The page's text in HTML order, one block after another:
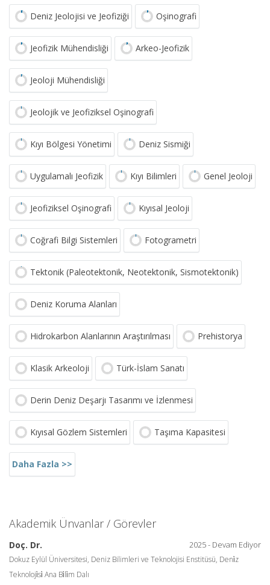
Deniz Jeolojisi ve Jeofiziği Oşinografi
Jeofizik Mühendisliği Arkeo-Jeofizik
Jeoloji Mühendisliği
Jeolojik ve Jeofiziksel Oşinografi
Kıyı Bölgesi Yönetimi Deniz Sismiği
Uygulamalı Jeofizik Kıyı Bilimleri Genel Jeoloji
Jeofiziksel Oşinografi Kıyısal Jeoloji
Coğrafi Bilgi Sistemleri Fotogrametri
Tektonik (Paleotektonik, Neotektonik, Sismotektonik)
Deniz Koruma Alanları
Hidrokarbon Alanlarının Araştırılması Prehistorya
Klasik Arkeoloji Türk-İslam Sanatı
Derin Deniz Deşarjı Tasarımı ve İzlenmesi
Kıyısal Gözlem Sistemleri Taşıma Kapasitesi
Daha Fazla >>
Akademik Ünvanlar / Görevler
2025 - Devam Ediyor
Doç. Dr.
Dokuz Eylül Üniversitesi, Deniz Bilimleri ve Teknolojisi Enstitüsü, Deni̇z
Teknoloji̇si̇ Ana Bi̇li̇m Dalı